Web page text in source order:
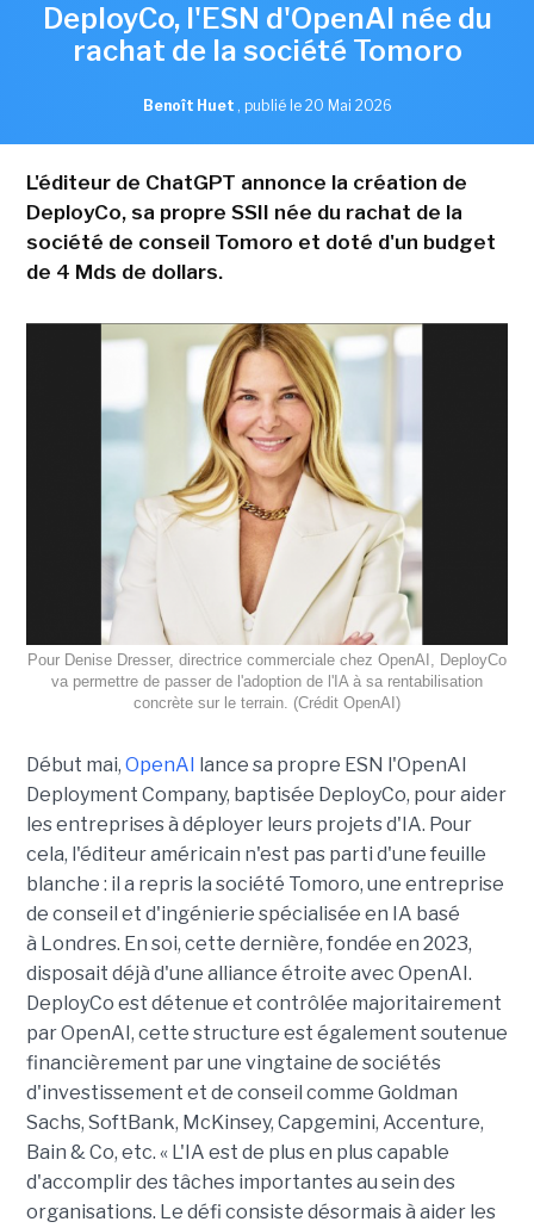
DeployCo, l'ESN d'OpenAI née du
rachat de la société Tomoro
Benoît Huet , publié le 20 Mai 2026
L'éditeur de ChatGPT annonce la création de
DeployCo, sa propre SSII née du rachat de la
société de conseil Tomoro et doté d'un budget
de 4 Mds de dollars.
Pour Denise Dresser, directrice commerciale chez OpenAI, DeployCo
va permettre de passer de l'adoption de l'IA à sa rentabilisation
concrète sur le terrain. (Crédit OpenAI)
Début mai, OpenAI lance sa propre ESN l'OpenAI
Deployment Company, baptisée DeployCo, pour aider
les entreprises à déployer leurs projets d'IA. Pour
cela, l'éditeur américain n'est pas parti d'une feuille
blanche : il a repris la société Tomoro, une entreprise
de conseil et d'ingénierie spécialisée en IA basé
à Londres. En soi, cette dernière, fondée en 2023,
disposait déjà d'une alliance étroite avec OpenAI.
DeployCo est détenue et contrôlée majoritairement
par OpenAI, cette structure est également soutenue
financièrement par une vingtaine de sociétés
d'investissement et de conseil comme Goldman
Sachs, SoftBank, McKinsey, Capgemini, Accenture,
Bain & Co, etc. « L'IA est de plus en plus capable
d'accomplir des tâches importantes au sein des
organisations. Le défi consiste désormais à aider les